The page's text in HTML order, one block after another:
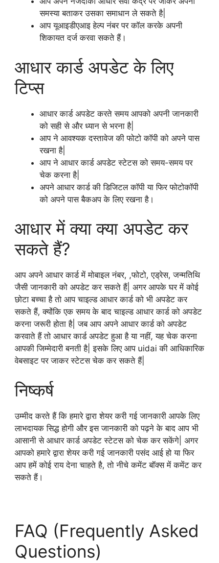
समस्या बताकर उसका समाधान ले सकते है|
आप यूआइडीएआइ हेल्प नंबर पर कॉल करके अपनी
शिकायत दर्ज करवा सकते हैं।
आधार कार्ड अपडेट के लिए
टिप्स
आधार कार्ड अपडेट करते समय आपको अपनी जानकारी
को सही से और ध्यान से भरना है|
आप ने आवश्यक दस्तावेज की फोटो कॉपी को अपने पास
रखना है|
आप ने आधार कार्ड अपडेट स्टेटस को समय-समय पर
चेक करना है|
अपने आधार कार्ड की डिजिटल कॉपी या फिर फोटोकॉपी
को अपने पास बैकअप के लिए रखना है।
आधार में क्या क्या अपडेट कर
सकते हैं?
आप अपने आधार कार्ड में मोबाइल नंबर, ,फोटो, एड्रेस, जन्मतिथि
जैसी जानकारी को अपडेट कर सकते हैं| अगर आपके घर में कोई
छोटा बच्चा है तो आप चाइल्ड आधार कार्ड को भी अपडेट कर
सकते हैं, क्योंकि एक समय के बाद चाइल्ड आधार कार्ड को अपडेट
करना जरूरी होता है| जब आप अपने आधार कार्ड को अपडेट
करवाते हैं तो आधार कार्ड अपडेट हुआ है या नहीं, यह चेक करना
आपकी जिम्मेदारी बनती है| इसके लिए आप uidai की आधिकारिक
वेबसाइट पर जाकर स्टेटस चेक कर सकते हैं|
निष्कर्ष
उम्मीद करते हैं कि हमारे द्वारा शेयर करी गई जानकारी आपके लिए
लाभदायक सिद्ध होगी और इस जानकारी को पढ़ने के बाद आप भी
आसानी से आधार कार्ड अपडेट स्टेटस को चेक कर सकेंगे| अगर
आपको हमारे द्वारा शेयर करी गई जानकारी पसंद आई हो या फिर
आप हमें कोई राय देना चाहते है, तो नीचे कमेंट बॉक्स में कमेंट कर
सकते हैं।
FAQ (Frequently Asked
Questions)